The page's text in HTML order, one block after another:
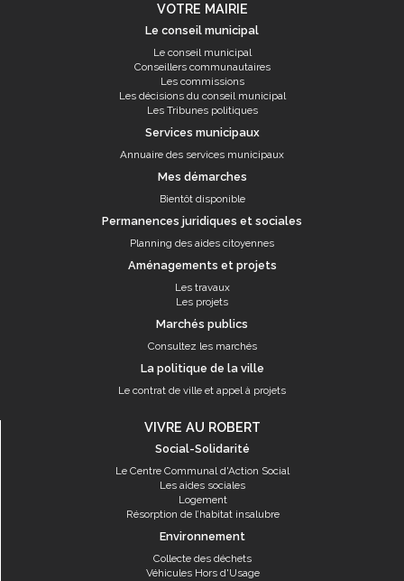
VOTRE MAIRIE
Le conseil municipal
Le conseil municipal
Conseillers communautaires
Les commissions
Les décisions du conseil municipal
Les Tribunes politiques
Services municipaux
Annuaire des services municipaux
Mes démarches
Bientôt disponible
Permanences juridiques et sociales
Planning des aides citoyennes
Aménagements et projets
Les travaux
Les projets
Marchés publics
Consultez les marchés
La politique de la ville
Le contrat de ville et appel à projets
VIVRE AU ROBERT
Social-Solidarité
Le Centre Communal d'Action Social
Les aides sociales
Logement
Résorption de l’habitat insalubre
Environnement
Collecte des déchets
Véhicules Hors d'Usage